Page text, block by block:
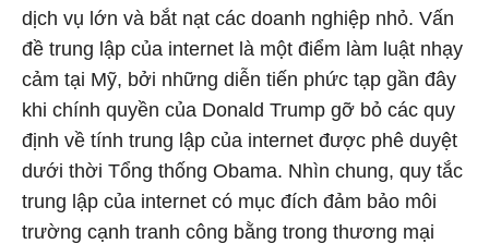
dịch vụ lớn và bắt nạt các doanh nghiệp nhỏ. Vấn
đề trung lập của internet là một điểm làm luật nhạy
cảm tại Mỹ, bởi những diễn tiến phức tạp gần đây
khi chính quyền của Donald Trump gỡ bỏ các quy
định về tính trung lập của internet được phê duyệt
dưới thời Tổng thống Obama. Nhìn chung, quy tắc
trung lập của internet có mục đích đảm bảo môi
trường cạnh tranh công bằng trong thương mại